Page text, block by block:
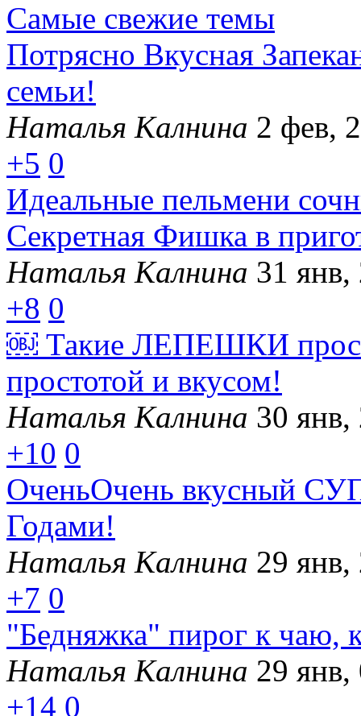
Самые свежие темы
Потрясно Вкусная
семьи!
Наталья Калнина 2 фев,
+5 0
Идеальные пельмени
Секретная Фишка в
Наталья Калнина 31 янв,
+8 0
￼ Такие ЛЕПЕШКИ
простотой и вкусом!
Наталья Калнина 30 янв,
+10 0
ОченьОчень вкусный
Годами!
Наталья Калнина 29 янв,
+7 0
"Бедняжка" пирог к чаю,
Наталья Калнина 29 янв,
+14 0